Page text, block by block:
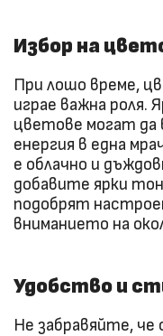
Избор на
При лошо време,
играе важна роля.
цветове могат да
енергия в една
е облачно и
добавите ярки
подобрят
вниманието на
Удобство и
Не забравяйте,